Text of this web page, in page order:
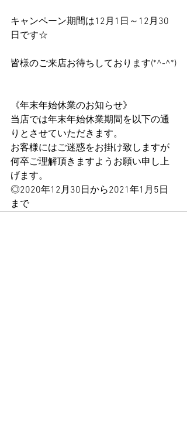
キャンペーン期間は12月1日～12月30
日です☆
皆様のご来店お待ちしております(*^-^*)
《年末年始休業のお知らせ》
当店では年末年始休業期間を以下の通
りとさせていただきます。
お客様にはご迷惑をお掛け致しますが
何卒ご理解頂きますようお願い申し上
げます。
◎2020年12月30日から2021年1月5日
まで